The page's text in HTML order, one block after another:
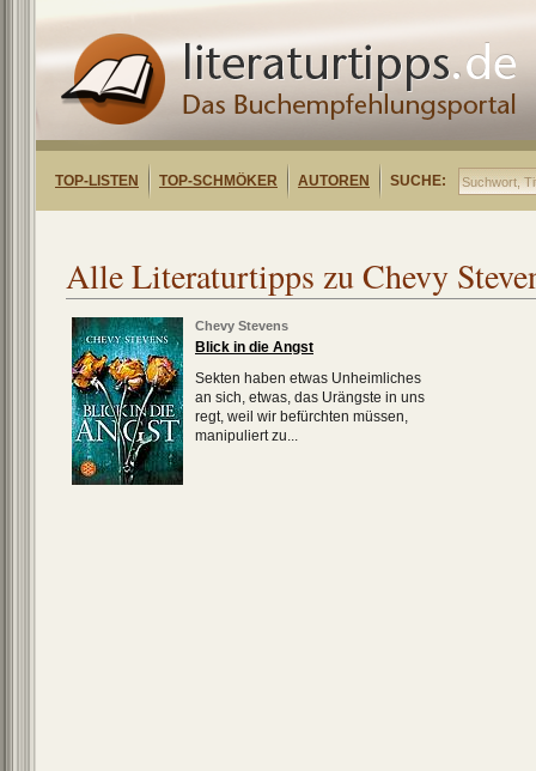
TOP-LISTEN TOP-SCHMÖKER AUTOREN SUCHE:
Alle Literaturtipps zu Chevy
Chevy Stevens
Blick in die Angst
Sekten haben etwas Unheimliches
an sich, etwas, das Urängste in uns
regt, weil wir befürchten müssen,
manipuliert zu...